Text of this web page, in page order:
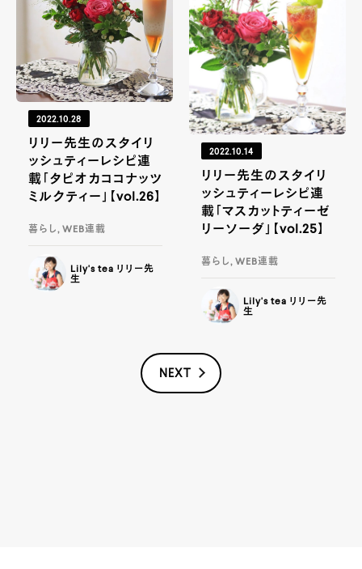
2022.10.28
リリー先生のスタイリ
ッシュティーレシピ連
載「タピオカココナッツ
ミルクティー」【vol.26】
暮らし, WEB連載
Lily's tea リリー先
生
2022.10.14
リリー先生のスタイリ
ッシュティーレシピ連
載「マスカットティーゼ
リーソーダ」【vol.25】
暮らし, WEB連載
Lily's tea リリー先
生
NEXT